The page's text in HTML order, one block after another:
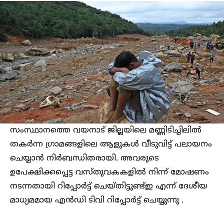
സംസ്ഥാനത്തെ വയനാട് ജില്ലയിലെ മണ്ണിടിച്ചിലിൽ
തകർന്ന ഗ്രാമങ്ങളിലെ ആളുകൾ വീടുവിട്ട് പലായനം
ചെയ്യാൻ നിർബന്ധിതരായി. അവരുടെ
ഉപേക്ഷിക്കപ്പെട്ട വസ്തുവകകളിൽ നിന്ന് മോഷണം
നടന്നതായി റിപ്പോർട്ട് ചെയ്തിട്ടുണ്ട്ഇ എന്ന് ദേശീയ
മാധ്യമമായ എൻഡി ടിവി റിപ്പോർട്ട് ചെയ്യുന്നു .